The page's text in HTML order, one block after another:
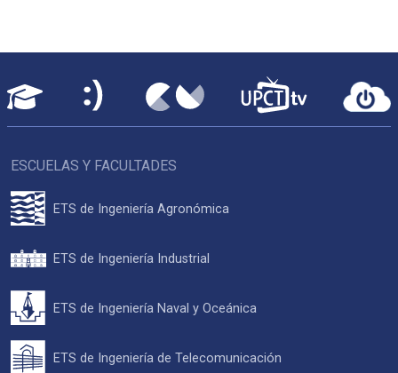
ESCUELAS Y FACULTADES
ETS de Ingeniería Agronómica
ETS de Ingeniería Industrial
ETS de Ingeniería Naval y Oceánica
ETS de Ingeniería de Telecomunicación